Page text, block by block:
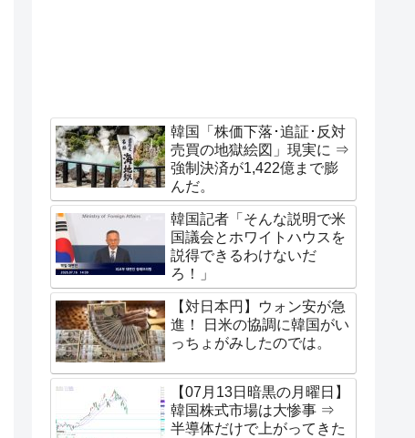
韓国「株価下落･追証･反対
売買の地獄絵図」現実に ⇒
強制決済が1,422億まで膨
んだ。
韓国記者「そんな説明で米
国議会とホワイトハウスを
説得できるわけないだ
ろ！」
【対日本円】ウォン安が急
進！ 日米の協調に韓国がい
っちょがみしたのでは。
【07月13日暗黒の月曜日】
韓国株式市場は大惨事 ⇒
半導体だけで上がってきた